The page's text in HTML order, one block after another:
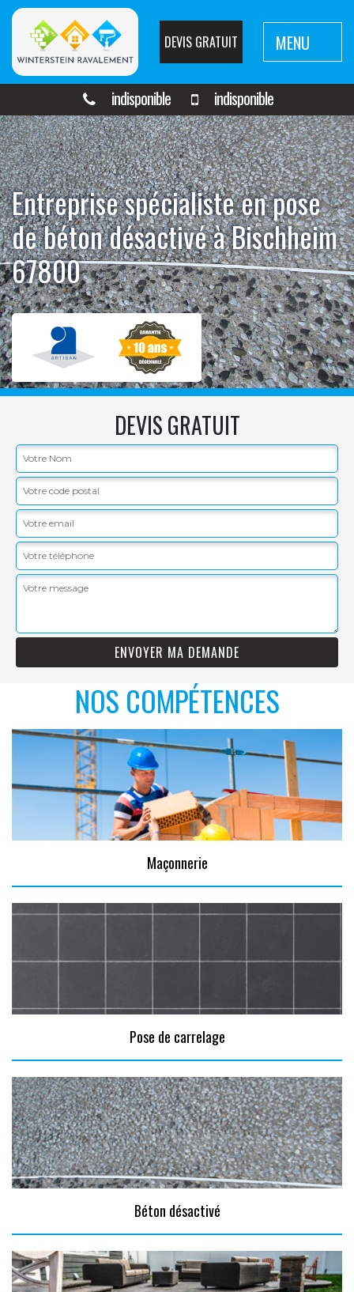
DEVIS GRATUIT MENU
indisponible indisponible
Entreprise spécialiste en pose
de béton désactivé à Bischheim
67800
DEVIS GRATUIT
NOS COMPÉTENCES
Maçonnerie
Pose de carrelage
Béton désactivé